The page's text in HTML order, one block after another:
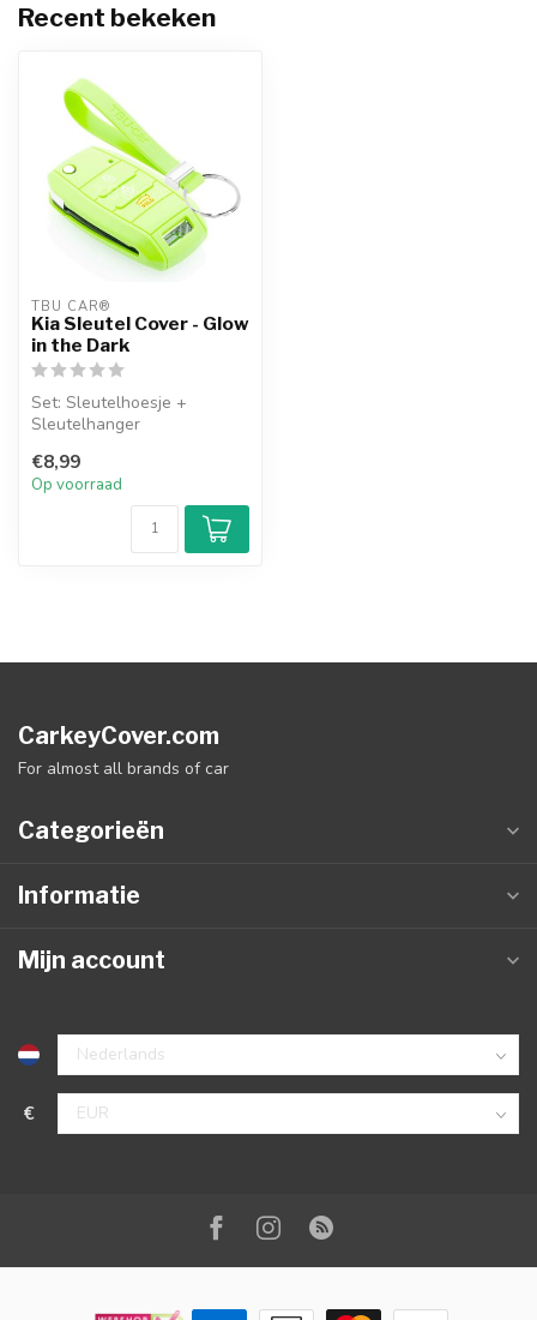
Recent bekeken
TBU CAR®
Kia Sleutel Cover - Glow
in the Dark
Set: Sleutelhoesje +
Sleutelhanger
€8,99
Op voorraad
CarkeyCover.com
For almost all brands of car
Categorieën
Informatie
Mijn account
€